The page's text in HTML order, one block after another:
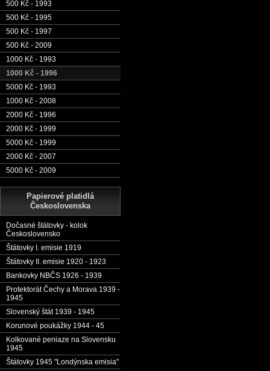
500 Kč - 1993
500 Kč - 1995
500 Kč - 1997
500 Kč - 2009
1000 Kč - 1993
1000 Kč - 1996
5000 Kč - 1993
1000 Kč - 2008
2000 Kč - 1996
2000 Kč - 1999
5000 Kč - 1999
2000 Kč - 2007
5000 Kč - 2009
Papierové platidlá
Československa
Dočasné štátovky - kolok
Československo
Štátovky I. emisie 1919
Štátovky II. emisie 1920 - 1923
Bankovky NBČS 1926 - 1939
Protektorát Čechy a Morava 1939 -
1945
Slovenský štát 1939 - 1945
Korunové poukážky 1944 - 45
Kolkované peniaze na Slovensku
1945
Štátovky 1945 "Londýnska emisia"